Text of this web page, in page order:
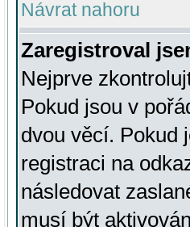
Návrat nahoru
Zaregistroval
Nejprve
Pokud jsou v
dvou věcí. Pokud
registraci na
následovat
musí být